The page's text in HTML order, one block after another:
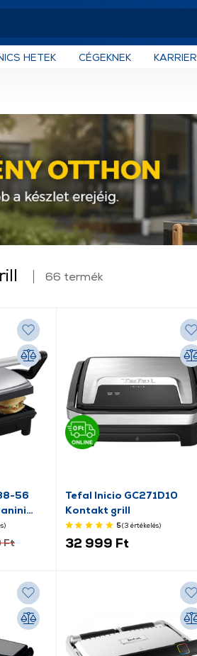
HETEK CÉGEKNEK KARRIER
66 termék
56
)
Ft
Tefal Inicio GC271D10
Kontakt grill
5(3 értékelés)
32 999 Ft